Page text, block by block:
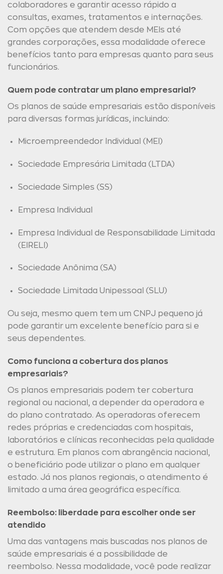
colaboradores e garantir acesso rápido a
consultas, exames, tratamentos e internações.
Com opções que atendem desde MEIs até
grandes corporações, essa modalidade oferece
benefícios tanto para empresas quanto para seus
funcionários.
Quem pode contratar um plano empresarial?
Os planos de saúde empresariais estão disponíveis
para diversas formas jurídicas, incluindo:
Microempreendedor Individual (MEI)
Sociedade Empresária Limitada (LTDA)
Sociedade Simples (SS)
Empresa Individual
Empresa Individual de Responsabilidade Limitada
(EIRELI)
Sociedade Anônima (SA)
Sociedade Limitada Unipessoal (SLU)
Ou seja, mesmo quem tem um CNPJ pequeno já
pode garantir um excelente benefício para si e
seus dependentes.
Como funciona a cobertura dos planos
empresariais?
Os planos empresariais podem ter cobertura
regional ou nacional, a depender da operadora e
do plano contratado. As operadoras oferecem
redes próprias e credenciadas com hospitais,
laboratórios e clínicas reconhecidas pela qualidade
e estrutura. Em planos com abrangência nacional,
o beneficiário pode utilizar o plano em qualquer
estado. Já nos planos regionais, o atendimento é
limitado a uma área geográfica específica.
Reembolso: liberdade para escolher onde ser
atendido
Uma das vantagens mais buscadas nos planos de
saúde empresariais é a possibilidade de
reembolso. Nessa modalidade, você pode realizar